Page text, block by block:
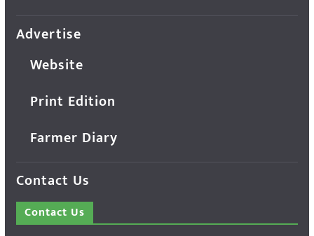
Advertise
Website
Print Edition
Farmer Diary
Contact Us
Contact Us